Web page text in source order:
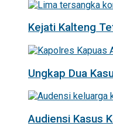
Kejati Kalteng
Ungkap Dua
Audiensi Kasus